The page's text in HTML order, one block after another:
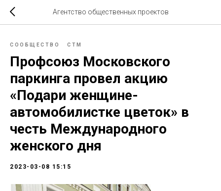
Агентство общественных проектов
СООБЩЕСТВО СТМ
Профсоюз Московского
паркинга провел акцию
«Подари женщине-
автомобилистке цветок» в
честь Международного
женского дня
2023-03-08 15:15